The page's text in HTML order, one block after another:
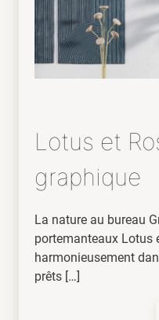
Lotus et
graphique
La nature au bureau
portemanteaux Lotus
harmonieusement
prêts […]